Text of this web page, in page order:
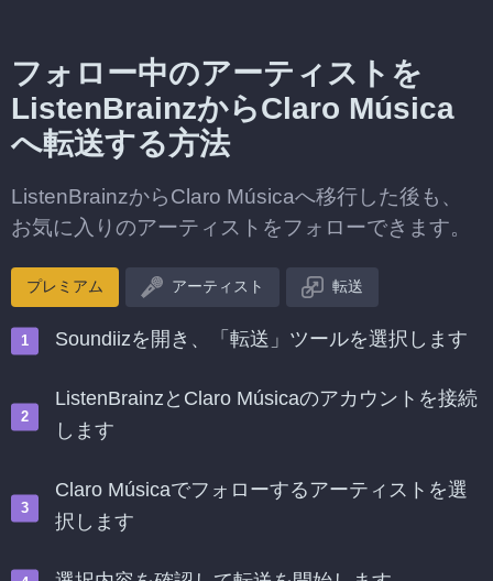
フォロー中のアーティストを
ListenBrainzからClaro Música
へ転送する方法
ListenBrainzからClaro Músicaへ移行した後も、
お気に入りのアーティストをフォローできます。
プレミアム アーティスト 転送
Soundiizを開き、「転送」ツールを選択します
ListenBrainzとClaro Músicaのアカウントを接続
します
Claro Músicaでフォローするアーティストを選
択します